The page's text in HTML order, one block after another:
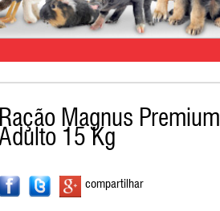
Ração Magnus Premium
Adulto 15 Kg
compartilhar